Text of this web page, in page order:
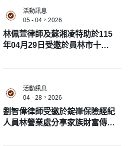
活動訊息
05 - 04，2026
林佩萱律師及蘇湘凌特助於115
年04月29日受邀於員林市十七
程，談[防詐教育 × 財富傳承規
活動訊息
04 - 28，2026
劉智偉律師受邀於錠嵂保險經紀
人員林營業處分享家族財富傳承